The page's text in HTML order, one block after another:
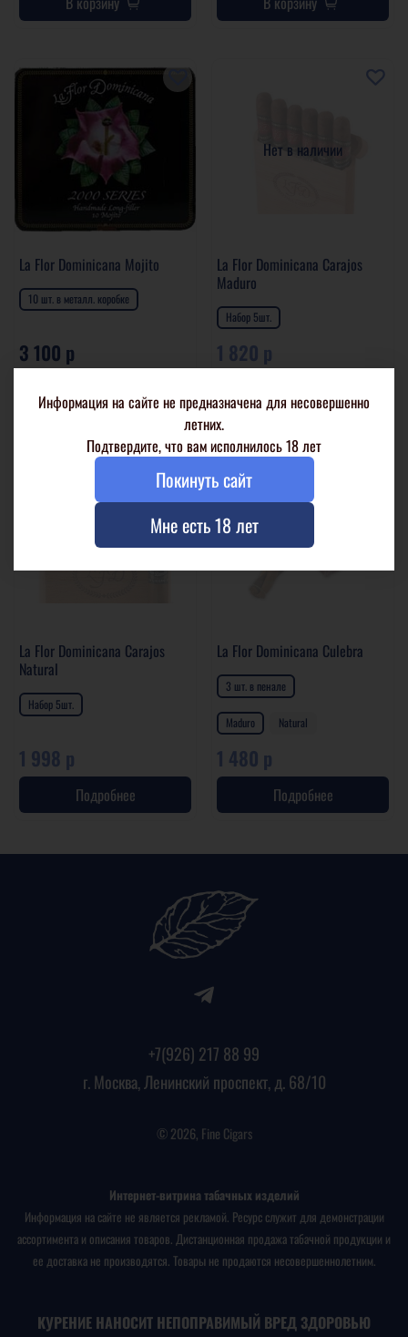
La Flor Dominicana Mojito
10 шт. в металл. коробке
3 100 р
Нет в наличии
La Flor Dominicana Carajos
Maduro
Набор 5шт.
1 820 р
La Flor Dominicana Carajos
Natural
Набор 5шт.
1 998 р
Подробнее
La Flor Dominicana Culebra
3 шт. в пенале
Maduro Natural
1 480 р
Подробнее
+7(926) 217 88 99
г. Москва, Ленинский проспект, д. 68/10
© 2026, Fine Cigars
Интернет-витрина табачных изделий
Информация на сайте не является рекламой. Ресурс служит для демонстрации
ассортимента и описания товаров. Дистанционная продажа табачной продукции и
ее доставка не производятся. Товары не продаются несовершеннолетним.
КУРЕНИЕ НАНОСИТ НЕПОПРАВИМЫЙ ВРЕД ЗДОРОВЬЮ
Информация на сайте не предназначена для несовершенно
летних.
Подтвердите, что вам исполнилось 18 лет
Покинуть сайт
Мне есть 18 лет